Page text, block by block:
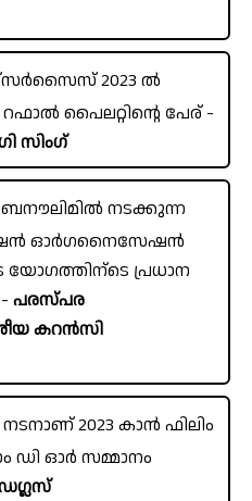
2023 ൽ
പൈലറ്റിന്റെ പേര് -
സിംഗ്
നടക്കുന്ന
ഓർഗനൈസേഷൻ
യോഗത്തിന്ടെ പ്രധാന
പരസ്പര
കറൻസി
2023 കാൻ ഫിലിം
ഡി ഓർ സമ്മാനം